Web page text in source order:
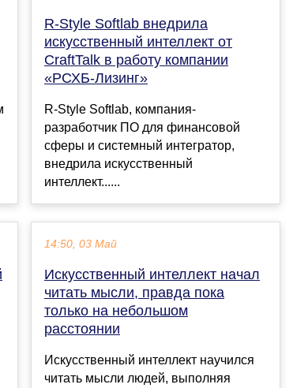
R-Style Softlab внедрила
искусственный интеллект от
CraftTalk в работу компании
«РСХБ-Лизинг»
R-Style Softlab, компания-
разработчик ПО для финансовой
сферы и системный интегратор,
внедрила искусственный
интеллект......
14:50, 03 Май
Искусственный интеллект начал
читать мысли, правда пока
только на небольшом
расстоянии
Искусственный интеллект научился
читать мысли людей, выполняя